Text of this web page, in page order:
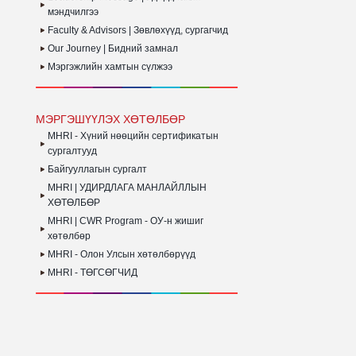
мэндчилгээ
Faculty & Advisors | Зөвлөхүүд, сургагчид
Our Journey | Бидний замнал
Мэргэжлийн хамтын сүлжээ
МЭРГЭШҮҮЛЭХ ХӨТӨЛБӨР
MHRI - Хүний нөөцийн сертификатын
сургалтууд
Байгууллагын сургалт
MHRI | УДИРДЛАГА МАНЛАЙЛЛЫН
ХӨТӨЛБӨР
MHRI | CWR Program - ОУ-н жишиг
хөтөлбөр
MHRI - Олон Улсын хөтөлбөрүүд
MHRI - ТӨГСӨГЧИД